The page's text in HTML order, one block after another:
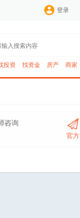
登录
投资 找资金 房产 商家
咨询
官方